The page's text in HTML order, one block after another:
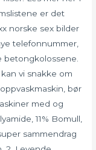
er det
norske sex bilder
telefonnummer,
betongkolossene.
vi snakke om
bør
med og
11% Bomull,
sammendrag